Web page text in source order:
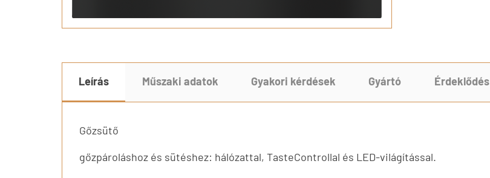
Leírás Műszaki adatok Gyakori kérdések Gyártó Érdeklődés
Gőzsütő
gőzpároláshoz és sütéshez: hálózattal, TasteControllal és LED-világítással.